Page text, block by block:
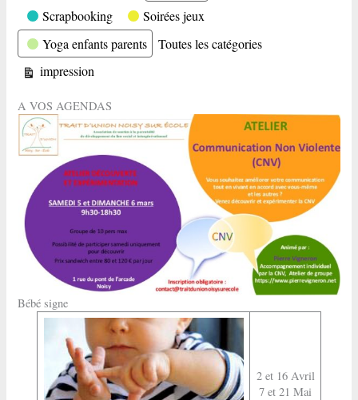
Scrapbooking
Soirées jeux
Yoga enfants parents
Toutes les catégories
Vue
impression
A VOS AGENDAS
Bébé signe
2 et 16 Avril
7 et 21 Mai